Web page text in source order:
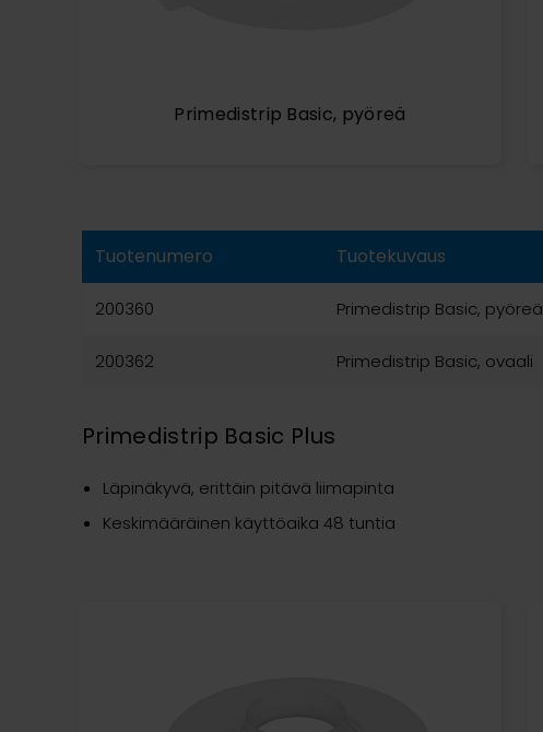
Primedistrip Basic, pyöreä
Tuotenumero Tuotekuvaus
200360 Primedistrip Basic, pyöreä
200362 Primedistrip Basic, ovaali
Primedistrip Basic Plus
Läpinäkyvä, erittäin pitävä liimapinta
Keskimääräinen käyttöaika 48 tuntia